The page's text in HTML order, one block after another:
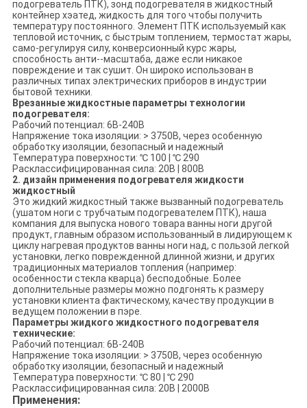
подогреватель ПТК), зонд подогревателя в жидкостный
контейнер хэатед, жидкость для того чтобы получить
температуру постоянного. Элемент ПТК используемый как
тепловой источник, с быстрым топлением, термостат жары,
само-регулируя силу, конверсионный курс жары,
способность анти--масштаба, даже если никакое
повреждение и так сушит. Он широко использован в
различных типах электрических приборов в индустрии
бытовой техники.
Врезанные жидкостные параметры технологии
подогревателя:
Рабочий потенциал: 6В-240В
Напряжение тока изоляции: > 3750В, через особенную
обработку изоляции, безопасный и надежный
Температура поверхности: ℃ 100 | ℃ 290
Расклассифицированная сила: 20В | 800В
2. дизайн применения подогревателя жидкости
жидкостный
Это жидкий жидкостный также вызванный подогреватель
(ушатом ноги с трубчатым подогревателем ПТК), наша
компания для выпуска нового товара ванны ноги другой
продукт, главным образом использованный в лидирующем к
циклу нагревая продуктов ванны ноги над, с пользой легкой
установки, легко поврежденной длинной жизни, и других
традиционных материалов топления (например:
особенности стекла кварца) бесподобные. Более
дополнительные размеры можно подгонять к размеру
установки клиента фактическому, качеству продукции в
ведущем положении в пэре.
Параметры жидкого жидкостного подогревателя
технические:
Рабочий потенциал: 6В-240В
Напряжение тока изоляции: > 3750В, через особенную
обработку изоляции, безопасный и надежный
Температура поверхности: ℃ 80 | ℃ 290
Расклассифицированная сила: 20В | 2000В
Применения: